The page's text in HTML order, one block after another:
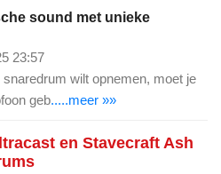
sound met unieke
23:57
snaredrum wilt opnemen, moet je
geb.....meer »»
en Stavecraft Ash